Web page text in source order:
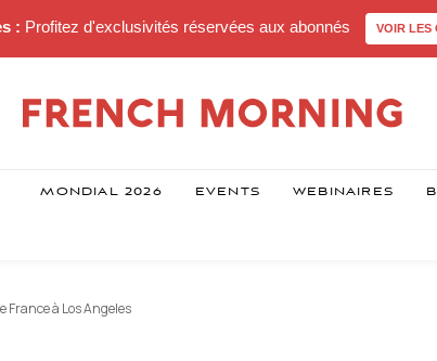
: Profitez d'exclusivités réservées aux abonnés VOIR LES
MONDIAL 2026 EVENTS WEBINAIRES
France à Los Angeles